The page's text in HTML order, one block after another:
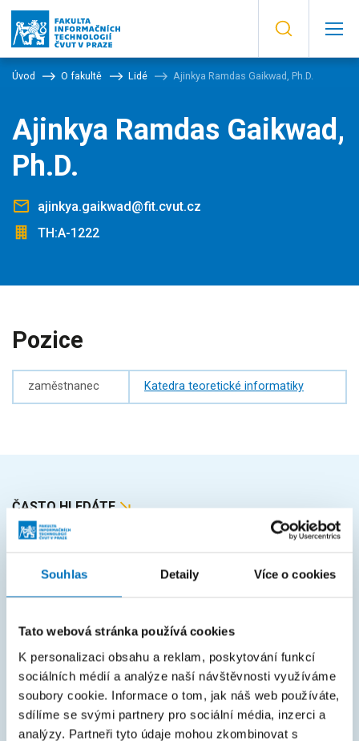
Souhlas Detaily Více o cookies
Tato webová stránka používá cookies
K personalizaci obsahu a reklam, poskytování funkcí
sociálních médií a analýze naší návštěvnosti využíváme
soubory cookie. Informace o tom, jak náš web používáte,
sdílíme se svými partnery pro sociální média, inzerci a
analýzy. Partneři tyto údaje mohou zkombinovat s
Úvod O fakultě Lidé Ajinkya Ramdas Gaikwad, Ph.D.
Ajinkya Ramdas Gaikwad,
Ph.D.
ajinkya.gaikwad@fit.cvut.cz
TH:A-1222
Pozice
zaměstnanec Katedra teoretické informatiky
ČASTO HLEDÁTE
Harmonogram akademického roku
Studijní oddělení
Průvodce studiem
Rozcestník systémů
KOS
Courses
Intranet